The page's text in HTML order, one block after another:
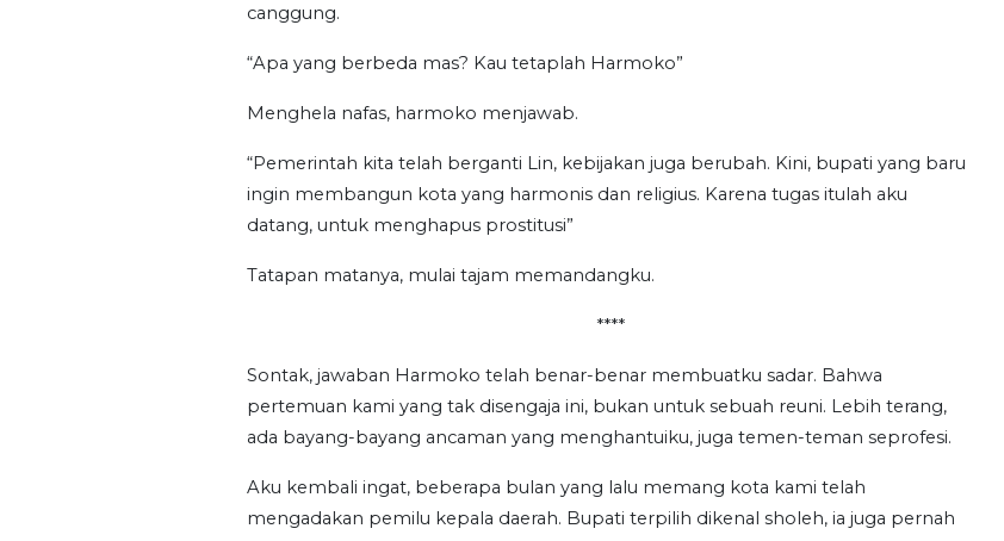
canggung.
“Apa yang berbeda mas? Kau tetaplah Harmoko”
Menghela nafas, harmoko menjawab.
“Pemerintah kita telah berganti Lin, kebijakan juga berubah. Kini, bupati yang baru
ingin membangun kota yang harmonis dan religius. Karena tugas itulah aku
datang, untuk menghapus prostitusi”
Tatapan matanya, mulai tajam memandangku.
****
Sontak, jawaban Harmoko telah benar-benar membuatku sadar. Bahwa
pertemuan kami yang tak disengaja ini, bukan untuk sebuah reuni. Lebih terang,
ada bayang-bayang ancaman yang menghantuiku, juga temen-teman seprofesi.
Aku kembali ingat, beberapa bulan yang lalu memang kota kami telah
mengadakan pemilu kepala daerah. Bupati terpilih dikenal sholeh, ia juga pernah